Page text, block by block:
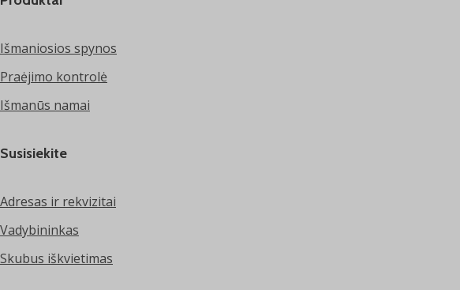
Išmaniosios spynos
Praėjimo kontrolė
Išmanūs namai
Susisiekite
Adresas ir rekvizitai
Vadybininkas
Skubus iškvietimas